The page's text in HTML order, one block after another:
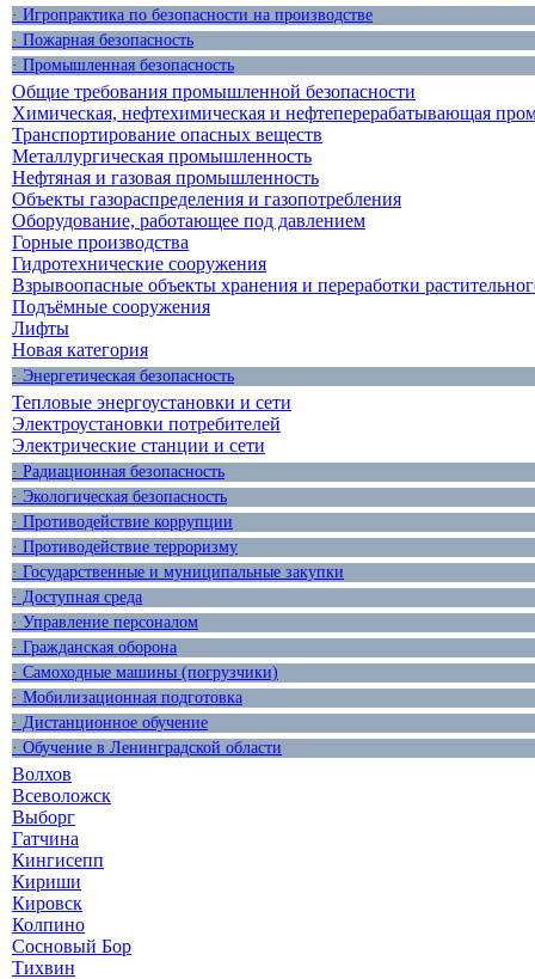
· Игропрактика по безопасности на производстве
· Пожарная безопасность
· Промышленная безопасность
Общие требования промышленной безопасности
Химическая, нефтехимическая и нефтеперерабатывающая
Транспортирование опасных веществ
Металлургическая промышленность
Нефтяная и газовая промышленность
Объекты газораспределения и газопотребления
Оборудование, работающее под давлением
Горные производства
Гидротехнические сооружения
Взрывоопасные объекты хранения и переработки
Подъёмные сооружения
Лифты
Новая категория
· Энергетическая безопасность
Тепловые энергоустановки и сети
Электроустановки потребителей
Электрические станции и сети
· Радиационная безопасность
· Экологическая безопасность
· Противодействие коррупции
· Противодействие терроризму
· Государственные и муниципальные закупки
· Доступная среда
· Управление персоналом
· Гражданская оборона
· Самоходные машины (погрузчики)
· Мобилизационная подготовка
· Дистанционное обучение
· Обучение в Ленинградской области
Волхов
Всеволожск
Выборг
Гатчина
Кингисепп
Кириши
Кировск
Колпино
Сосновый Бор
Тихвин